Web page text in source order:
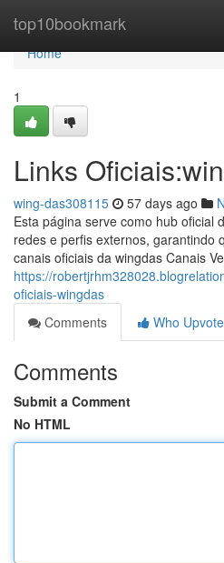
top10bookmark
Home
Home
1
Links
wing-das308115 57 days ago
Esta página serve como hub oficial
redes e perfis externos, garantindo
canais oficiais da wingdas Canais
https://
oficiais-wingdas
Comments
Who
Comments
Submit a Comment
No HTML